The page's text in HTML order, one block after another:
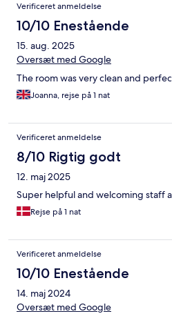
Verificeret anmeldelse
10/10 Enestående
15. aug. 2025
Oversæt med Google
The room was very clean and
Joanna, rejse på 1 nat
Verificeret anmeldelse
8/10 Rigtig godt
12. maj 2025
Super helpful and welcoming staff
Rejse på 1 nat
Verificeret anmeldelse
10/10 Enestående
14. maj 2024
Oversæt med Google